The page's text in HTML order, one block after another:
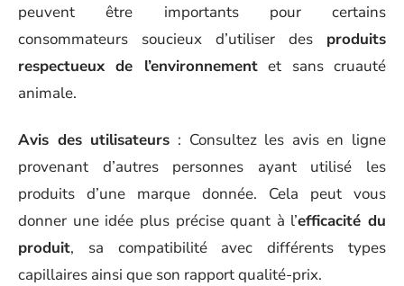
peuvent être importants pour certains
consommateurs soucieux d’utiliser des produits
respectueux de l’environnementet sans cruauté
animale.
Avis des utilisateurs : Consultez les avis en ligne
provenant d’autres personnes ayant utilisé les
produits d’une marque donnée. Cela peut vous
donner une idée plus précise quant à l’efficacité du
produit, sa compatibilité avec différents types
capillaires ainsi que son rapport qualité-prix.